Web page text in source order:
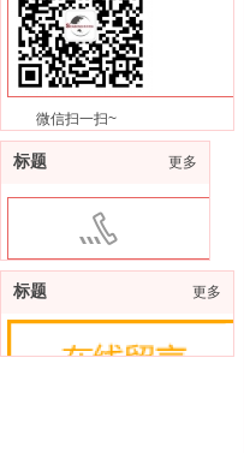
微信扫一扫~
标题 更多
400-9976-717
标题 更多